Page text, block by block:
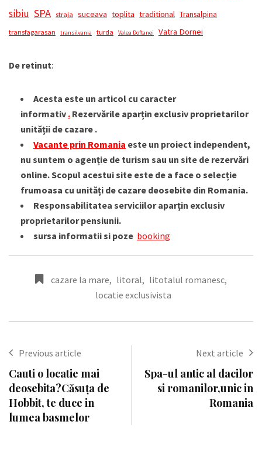
sibiu SPA straja suceava toplita traditional Transalpina
transfagarasan transilvania turda Valea Doftanei Vatra Dornei
De retinut:
Acesta este un articol cu caracter
informativ . Rezervările aparțin exclusiv proprietarilor
unității de cazare .
Vacante prin Romania este un proiect independent,
nu suntem o agenție de turism sau un site de rezervări
online. Scopul acestui site este de a face o selecție
frumoasa cu unități de cazare deosebite din Romania.
Responsabilitatea serviciilor aparțin exclusiv
proprietarilor pensiunii.
sursa informatii si poze booking
cazare la mare, litoral, litotalul romanesc,
locatie exclusivista
Previous article
Cauti o locatie mai
deosebita?Căsuța de
Hobbit, te duce in
lumea basmelor
Next article
Spa-ul antic al dacilor
si romanilor,unic in
Romania